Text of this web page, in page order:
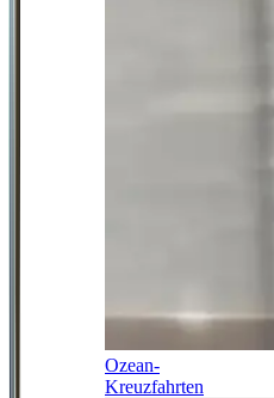
Ozean-
Kreuzfahrten